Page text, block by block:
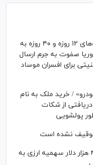
۲ عامل مهم صهیونیست‌ها در جنگ‌های ۱۲ روزه و ۴۰ روزه به
صفوت به جرم ارسال
برای افسران موساد
/ خرید ملک به نام
از شکات
پولشویی
توقیف نشده است
جلوگیری از پرداخت ۳ میلیون و ۴۰۰ هزار دلار سهمیه ارزی به